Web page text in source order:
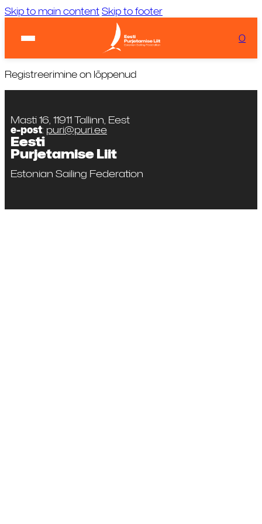
Skip to main contentSkip to footer
Tuul:Laadimas...
0
Registreerimine on lõppenud
Masti 16, 11911 Tallinn, Eest
e-post: puri@puri.ee
Eesti
Purjetamise Liit
Estonian Sailing Federation